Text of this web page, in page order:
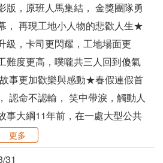
版，原班人馬集結， 金獎團隊勇
， 再現工地小人物的悲歡人生★
級，卡司更閃耀，工地場面更
難度更高，噗嚨共三人回到傻氣
事更加歡樂與感動★春假連假首
認命不認輸， 笑中帶淚，觸動人
事大綱11年前，在一處大型公共
更多
31